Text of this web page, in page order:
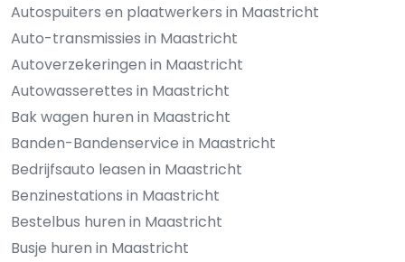
Autospuiters en plaatwerkers in Maastricht
Auto-transmissies in Maastricht
Autoverzekeringen in Maastricht
Autowasserettes in Maastricht
Bak wagen huren in Maastricht
Banden-Bandenservice in Maastricht
Bedrijfsauto leasen in Maastricht
Benzinestations in Maastricht
Bestelbus huren in Maastricht
Busje huren in Maastricht